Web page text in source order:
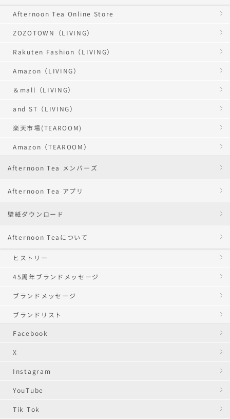
Afternoon Tea Online Store
ZOZOTOWN（LIVING）
Rakuten Fashion（LIVING）
Amazon（LIVING）
＆mall（LIVING）
and ST（LIVING）
楽天市場(TEAROOM)
Amazon（TEAROOM）
Afternoon Tea メンバーズ
Afternoon Tea アプリ
壁紙ダウンロード
Afternoon Teaについて
ヒストリー
45周年ブランドメッセージ
ブランドメッセージ
ブランドリスト
Facebook
X
Instagram
YouTube
Tik Tok